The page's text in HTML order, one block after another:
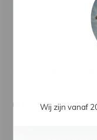
Altijd 14 dagen
Standaard 5 jaar
MediaWij zijn vanaf